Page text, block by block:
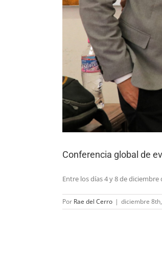
Conferencia global de
Entre los días 4 y 8 de diciembre
Por Rae del Cerro | diciembre